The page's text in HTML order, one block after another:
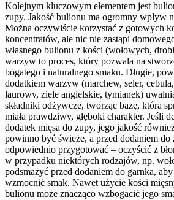
Kolejnym kluczowym elementem jest
zupy. Jakość bulionu ma ogromny wpływ
Można oczywiście korzystać z gotowych
koncentratów, ale nic nie zastąpi
własnego bulionu z kości (wołowych,
warzyw to proces, który pozwala na
bogatego i naturalnego smaku. Długie,
dodatkiem warzyw (marchew, seler,
laurowy, ziele angielskie, tymianek)
składniki odżywcze, tworząc bazę, która
miała prawdziwy, głęboki charakter. Jeśli
dodatek mięsa do zupy, jego jakość
powinno być świeże, a przed dodaniem do
odpowiednio przygotować – oczyścić z
w przypadku niektórych rodzajów, np.
podsmażyć przed dodaniem do garnka,
wzmocnić smak. Nawet użycie kości
bulionu może znacząco wzbogacić jego